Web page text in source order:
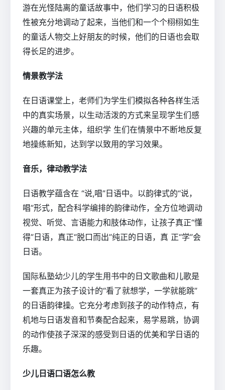
游在光怪陆离的童话故事中，他们学习的日语积极
性被充分地调动了起来，当他们和一个个栩栩如生
的童话人物交上好朋友的时候，他们的日语也会取
得长足的进步。
情景教学法
在日语课堂上，老师们为学生们模拟各种各样生活
中的真实场景，以生动活泼的方式来呈现学生们感
兴趣的单元主体，组织学 生们在情景中不断地反复
地操练新知，达到学以致用的学习效果。
音乐，律动教学法
日语教学蕴含在 “说,唱”日语中。以韵律式的“说，
唱”形式，配合科学编排的韵律动作，全方位地调动
视觉、听觉、言语能力和肢体动作，让孩子真正“懂
得”日语，真正“脱口而出”纯正的日语，真 正“学”会
日语。
国际私塾幼少儿的学生用书中的日文歌曲和儿歌是
一套真正为孩子设计的“看了就想学，一学就能跳”
的日语韵律操。它充分考虑到孩子的动作特点，有
机地与日语发音和节奏配合起来，易学易跳，协调
的动作使孩子深深的感受到日语的优美和学日语的
乐趣。
少儿日语口语怎么教